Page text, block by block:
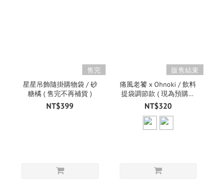
售完
星星吊飾隨掛購物袋 / 砂
糖橘 ( 售完不再補貨 )
NT$399
販售結束
痛風老饕 x Ohnoki / 飲料
提袋調節款 ( 現為預購商
品，12/26陸續出貨 )
NT$320